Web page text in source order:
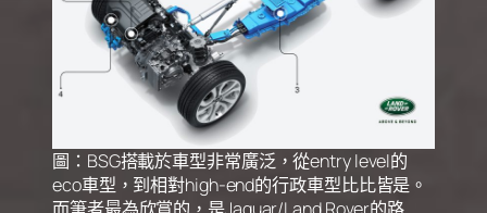
圖：BSG搭載於車型非常廣泛，從entry level的
eco車型，到相對high-end的行政車型比比皆是。